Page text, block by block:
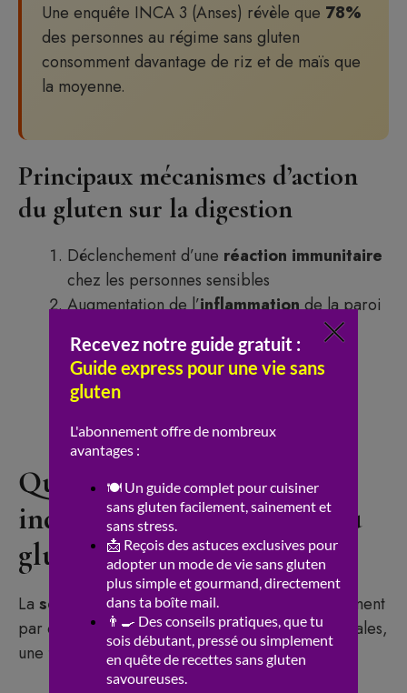
Une enquête INCA 3 (Anses) révèle que 78%
des personnes au régime sans gluten
consomment davantage de riz et de maïs que
la moyenne.
Principaux mécanismes d’action
du gluten sur la digestion
Déclenchement d’une réaction immunitaire
chez les personnes sensibles
Augmentation de l’inflammationde la paroi
Modification de la composition du
microbiote
Apparition de
troubles digestifs
Quels sont les signes
indiquant une sensibilité au
gluten ou une intolérance ?
La sensibilité au glutense manifeste fréquemment
par des
ballonnements, des douleurs abdominales,
une fatigue persistante et des maux de tête.